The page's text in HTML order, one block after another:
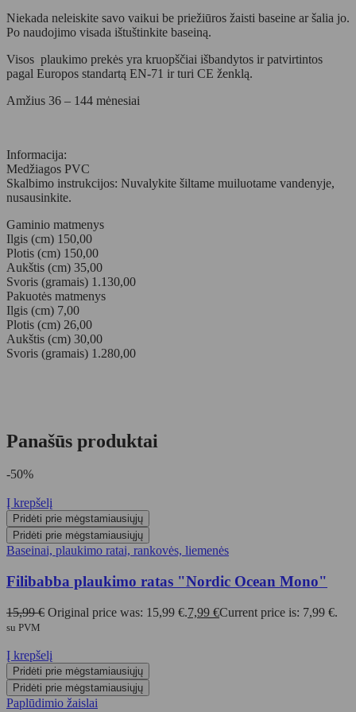
Niekada neleiskite savo vaikui be priežiūros žaisti baseine ar šalia jo.
Po naudojimo visada ištuštinkite baseiną.
Visos plaukimo prekės yra kruopščiai išbandytos ir patvirtintos
pagal Europos standartą EN-71 ir turi CE ženklą.
Amžius 36 – 144 mėnesiai
Informacija:
Medžiagos PVC
Skalbimo instrukcijos: Nuvalykite šiltame muiluotame vandenyje,
nusausinkite.
Gaminio matmenys
Ilgis (cm) 150,00
Plotis (cm) 150,00
Aukštis (cm) 35,00
Svoris (gramais) 1.130,00
Pakuotės matmenys
Ilgis (cm) 7,00
Plotis (cm) 26,00
Aukštis (cm) 30,00
Svoris (gramais) 1.280,00
Panašūs produktai
-50%
Į krepšelį
Pridėti prie mėgstamiausiųjų
Pridėti prie mėgstamiausiųjų
Baseinai, plaukimo ratai, rankovės, liemenės
Filibabba plaukimo ratas "Nordic Ocean Mono"
15,99€ Original price was: 15,99 €.7,99 €Current price is: 7,99 €.
su PVM
Į krepšelį
Pridėti prie mėgstamiausiųjų
Pridėti prie mėgstamiausiųjų
Paplūdimio žaislai